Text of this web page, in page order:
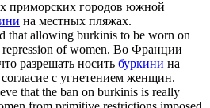
приморских городов южной
на местных пляжах.
that allowing burkinis to be worn on
of women. Во Франции
разрешать носить буркини на
с угнетением женщин.
that the ban on burkinis is really